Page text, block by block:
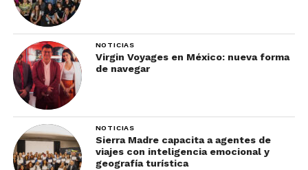
NOTICIAS
Virgin Voyages en México: nueva forma
de navegar
NOTICIAS
Sierra Madre capacita a agentes de
viajes con inteligencia emocional y
geografía turística